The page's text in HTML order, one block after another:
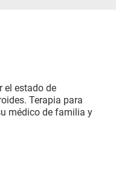
el estado de
Terapia para
médico de familia y